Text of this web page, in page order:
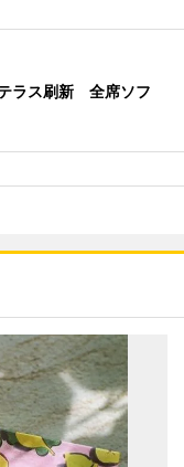
ラス刷新 全席ソフ